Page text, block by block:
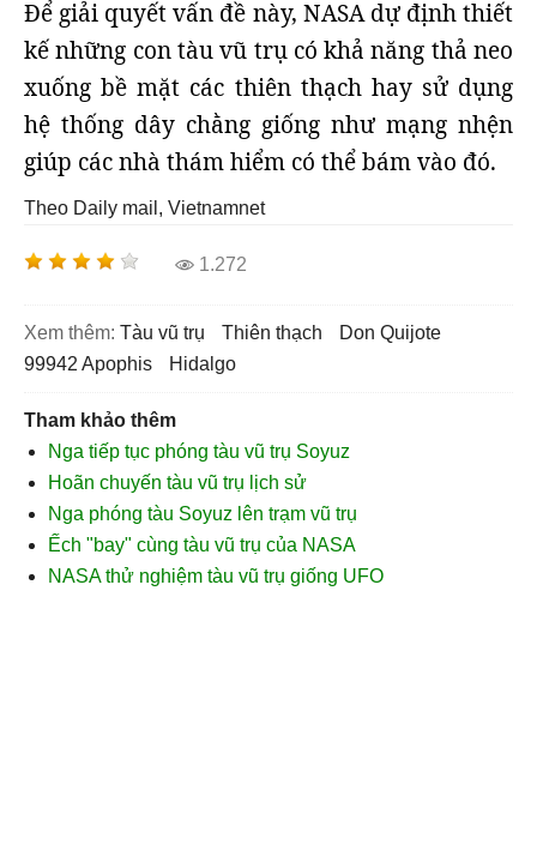
Để giải quyết vấn đề này, NASA dự định thiết
kế những con tàu vũ trụ có khả năng thả neo
xuống bề mặt các thiên thạch hay sử dụng
hệ thống dây chằng giống như mạng nhện
giúp các nhà thám hiểm có thể bám vào đó.
Theo Daily mail, Vietnamnet
1.272
Xem thêm: tàu vũ trụ thiên thạch
Don Quijote
99942 Apophis
Hidalgo
Tham khảo thêm
Nga tiếp tục phóng tàu vũ trụ Soyuz
Hoãn chuyến tàu vũ trụ lịch sử
Nga phóng tàu Soyuz lên trạm vũ trụ
Ếch "bay" cùng tàu vũ trụ của NASA
NASA thử nghiệm tàu vũ trụ giống UFO